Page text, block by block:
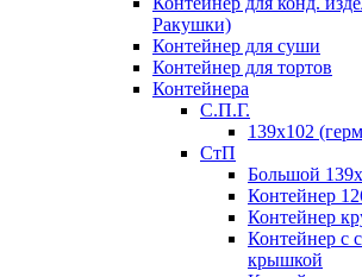
Ракушки)
Контейнер для суши
Контейнер для тортов
Контейнера
С.П.Г.
139х102
СтП
Большой
Контейнер
Контейнер
Контейнер с
крышкой